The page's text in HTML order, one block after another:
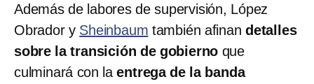
Además de labores de supervisión, López
Obrador y Sheinbaum también afinandetalles
sobre la transición de gobierno que
culminará con laentrega de la banda